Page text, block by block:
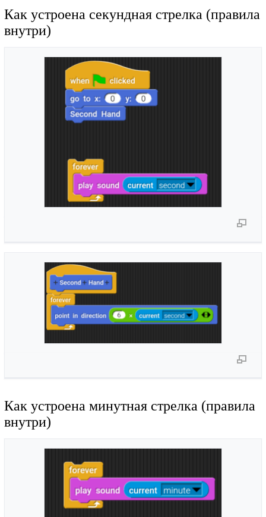
Как устроена секундная стрелка (правила
внутри)
Как устроена минутная стрелка (правила
внутри)